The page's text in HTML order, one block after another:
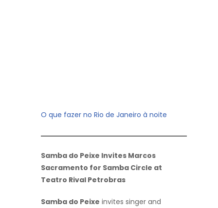
O que fazer no Rio de Janeiro à noite
Samba do Peixe Invites Marcos
Sacramento for Samba Circle at
Teatro Rival Petrobras
Samba do Peixe invites singer and